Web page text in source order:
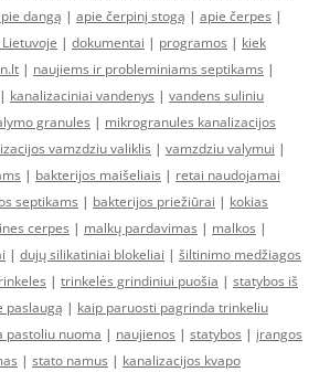
dangą | apie čerpinį stogą | apie čerpes |
| dokumentai | programos | kiek
| naujiems ir probleminiams septikams |
| kanalizaciniai vandenys | vandens suliniu
granules | mikrogranules kanalizacijos
vamzdziu valiklis | vamzdziu valymui |
| bakterijos maišeliais | retai naudojamai
septikams | bakterijos priežiūrai | kokias
cerpes | malkų pardavimas | malkos |
| dujų silikatiniai blokeliai | šiltinimo medžiagos
| trinkelės grindiniui puošia | statybos iš
paslaugą | kaip paruosti pagrinda trinkeliu
pastoliu nuoma | naujienos | statybos | įrangos
| stato namus | kanalizacijos kvapo